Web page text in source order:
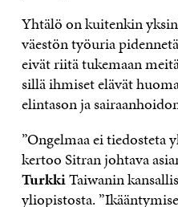
Yhtälö on kuitenkin
väestön työuria
eivät riitä tukemaan
sillä ihmiset elävät
elintason ja
”Ongelmaa ei tiedosteta
kertoo Sitran johtava
TurkkiTaiwanin
yliopistosta.